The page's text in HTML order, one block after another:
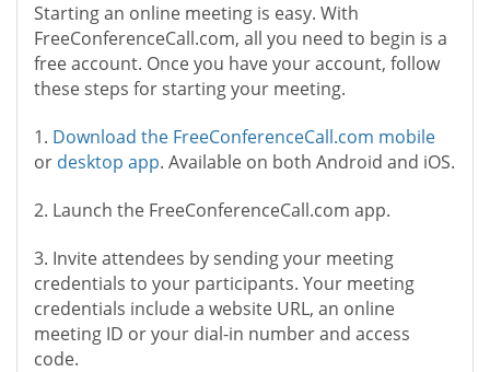
Starting an online meeting is easy. With
FreeConferenceCall.com, all you need to begin is a
free account. Once you have your account, follow
these steps for starting your meeting.
1. Download the FreeConferenceCall.com mobile
or desktop app. Available on both Android and iOS.
2. Launch the FreeConferenceCall.com app.
3. Invite attendees by sending your meeting
credentials to your participants. Your meeting
credentials include a website URL, an online
meeting ID or your dial-in number and access
code.